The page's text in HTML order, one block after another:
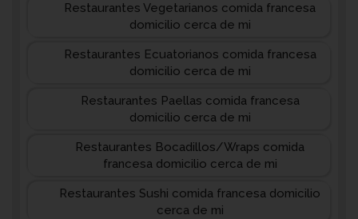
Restaurantes Vegetarianos comida francesa
domicilio cerca de mi
Restaurantes Ecuatorianos comida francesa
domicilio cerca de mi
Restaurantes Paellas comida francesa
domicilio cerca de mi
Restaurantes Bocadillos/Wraps comida
francesa domicilio cerca de mi
Restaurantes Sushi comida francesa domicilio
cerca de mi